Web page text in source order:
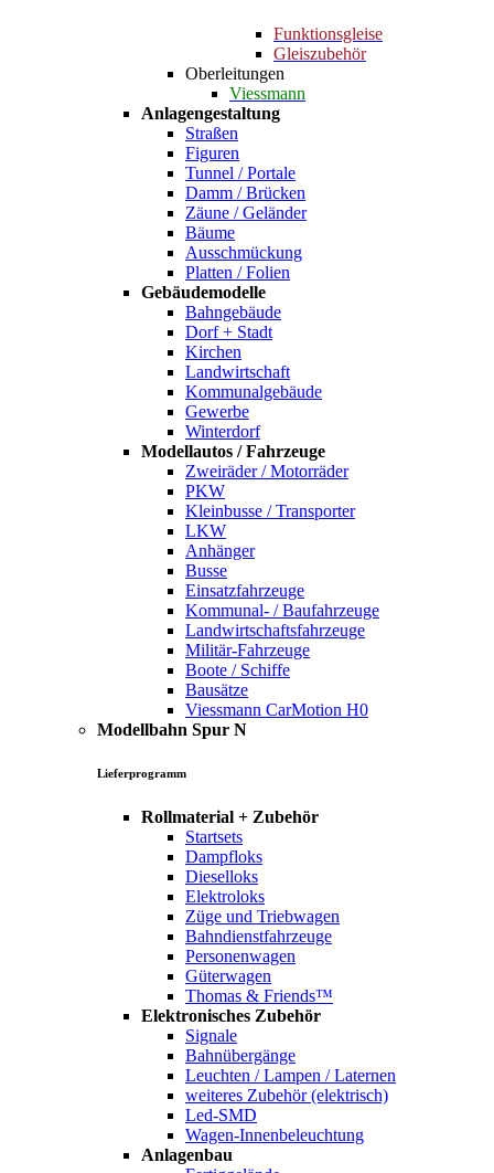
Funktionsgleise
Gleiszubehör
Oberleitungen
Viessmann
Anlagengestaltung
Straßen
Figuren
Tunnel / Portale
Damm / Brücken
Zäune / Geländer
Bäume
Ausschmückung
Platten / Folien
Gebäudemodelle
Bahngebäude
Dorf + Stadt
Kirchen
Landwirtschaft
Kommunalgebäude
Gewerbe
Winterdorf
Modellautos / Fahrzeuge
Zweiräder / Motorräder
PKW
Kleinbusse / Transporter
LKW
Anhänger
Busse
Einsatzfahrzeuge
Kommunal- / Baufahrzeuge
Landwirtschaftsfahrzeuge
Militär-Fahrzeuge
Boote / Schiffe
Bausätze
Viessmann CarMotion H0
Modellbahn Spur N
Lieferprogramm
Rollmaterial + Zubehör
Startsets
Dampfloks
Dieselloks
Elektroloks
Züge und Triebwagen
Bahndienstfahrzeuge
Personenwagen
Güterwagen
Thomas & Friends™
Elektronisches Zubehör
Signale
Bahnübergänge
Leuchten / Lampen / Laternen
weiteres Zubehör (elektrisch)
Led-SMD
Wagen-Innenbeleuchtung
Anlagenbau